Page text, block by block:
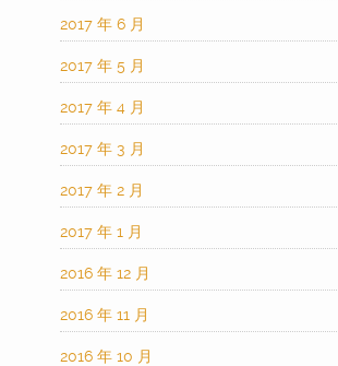
2017 年 6 月
2017 年 5 月
2017 年 4 月
2017 年 3 月
2017 年 2 月
2017 年 1 月
2016 年 12 月
2016 年 11 月
2016 年 10 月